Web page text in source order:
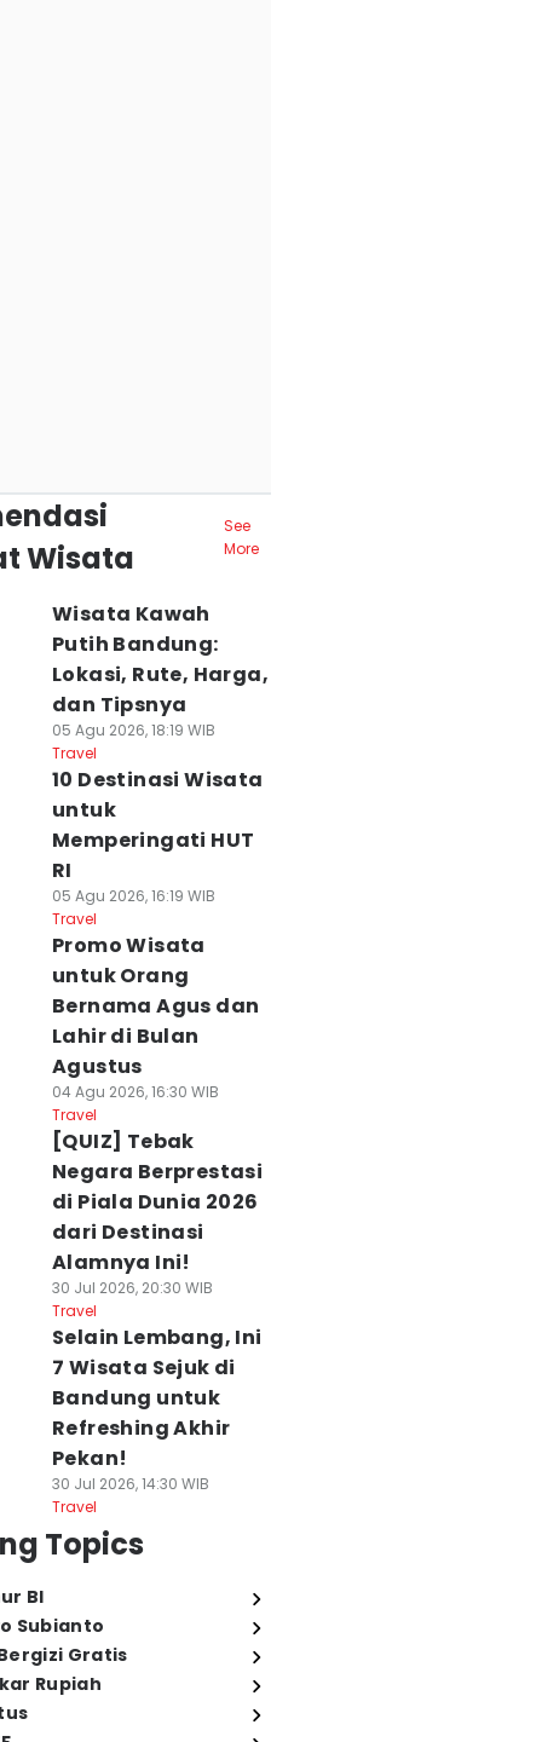
Wisata
See
More
Wisata Kawah
Putih Bandung:
Lokasi, Rute, Harga,
dan Tipsnya
05 Agu 2026, 18:19 WIB
Travel
10 Destinasi Wisata
untuk
Memperingati HUT
RI
05 Agu 2026, 16:19 WIB
Travel
Promo Wisata
untuk Orang
Bernama Agus dan
Lahir di Bulan
Agustus
04 Agu 2026, 16:30 WIB
Travel
[QUIZ] Tebak
Negara Berprestasi
di Piala Dunia 2026
dari Destinasi
Alamnya Ini!
30 Jul 2026, 20:30 WIB
Travel
Selain Lembang, Ini
7 Wisata Sejuk di
Bandung untuk
Refreshing Akhir
Pekan!
30 Jul 2026, 14:30 WIB
Travel
Topics
BI
Subianto
Gratis
Rupiah